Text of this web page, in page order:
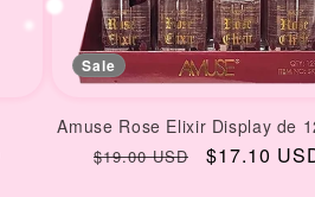
Sale
Amuse Rose Elixir Display de
Regular
$19.00 USD
Sale
$17.10